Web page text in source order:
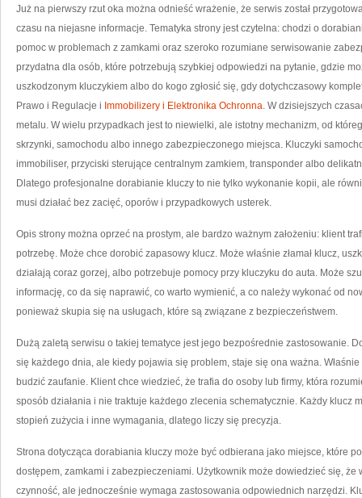
Już na pierwszy rzut oka można odnieść wrażenie, że serwis został
czasu na niejasne informacje. Tematyka strony jest czytelna: chodzi o
pomoc w problemach z zamkami oraz szeroko rozumiane serwisowanie
przydatna dla osób, które potrzebują szybkiej odpowiedzi na pytanie, gdzie
uszkodzonym kluczykiem albo do kogo zgłosić się, gdy dotychczasowy
Prawo i Regulacje i Immobilizery i Elektronika Ochronna. W dzisiejszych
metalu. W wielu przypadkach jest to niewielki, ale istotny mechanizm, od
skrzynki, samochodu albo innego zabezpieczonego miejsca. Kluczyki
immobiliser, przyciski sterujące centralnym zamkiem, transponder albo
Dlatego profesjonalne dorabianie kluczy to nie tylko wykonanie kopii, ale
musi działać bez zacięć, oporów i przypadkowych usterek.
Opis strony można oprzeć na prostym, ale bardzo ważnym założeniu: klient
potrzebę. Może chce dorobić zapasowy klucz. Może właśnie złamał klucz,
działają coraz gorzej, albo potrzebuje pomocy przy kluczyku do auta. Może
informację, co da się naprawić, co warto wymienić, a co należy wykonać od
ponieważ skupia się na usługach, które są związane z bezpieczeństwem.
Dużą zaletą serwisu o takiej tematyce jest jego bezpośrednie zastosowanie.
się każdego dnia, ale kiedy pojawia się problem, staje się ona ważna.
budzić zaufanie. Klient chce wiedzieć, że trafia do osoby lub firmy, która
sposób działania i nie traktuje każdego zlecenia schematycznie. Każdy klucz
stopień zużycia i inne wymagania, dlatego liczy się precyzja.
Strona dotycząca dorabiania kluczy może być odbierana jako miejsce, które
dostępem, zamkami i zabezpieczeniami. Użytkownik może dowiedzieć się,
czynność, ale jednocześnie wymaga zastosowania odpowiednich narzędzi.